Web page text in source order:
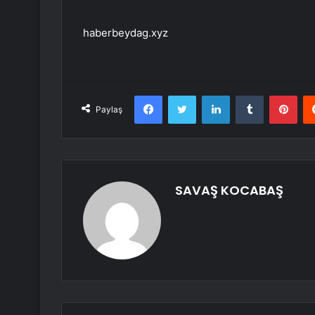
haberbeydag.xyz
Paylaş
FacebookTwitter LinkedInTumblr
SAVAŞ KOCABAŞ